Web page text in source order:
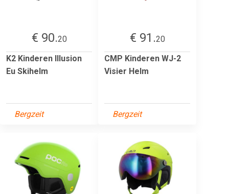
€ 90.20
K2 Kinderen Illusion
Eu Skihelm
Bergzeit
€ 91.20
CMP Kinderen WJ-2
Visier Helm
Bergzeit